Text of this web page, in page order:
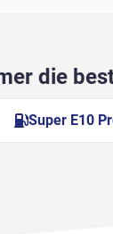
die
Super E10